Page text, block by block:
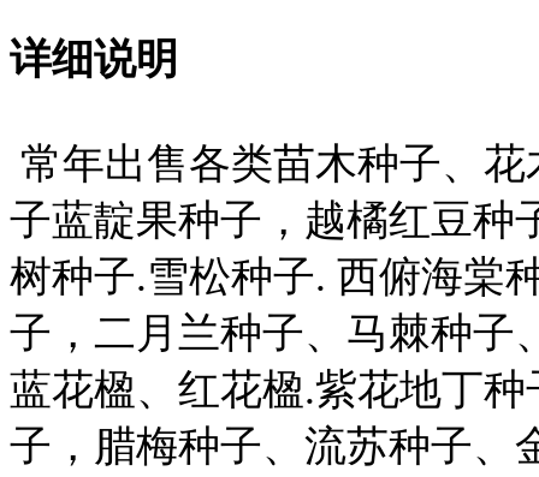
详细说明
常年出售各类苗木种子、
子蓝靛果种子，越橘红豆种
树种子.雪松种子. 西俯海棠
子，二月兰种子、马棘种子
蓝花楹、红花楹.紫花地丁
子，腊梅种子、流苏种子、